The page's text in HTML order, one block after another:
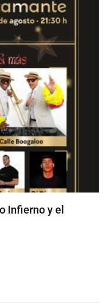
Infierno y el